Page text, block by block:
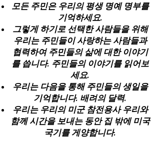
모든 주민은 우리의 평생 명예 명부를
기억하세요.
그렇게 하기로 선택한 사람들을 위해
우리는 주민들이 사랑하는 사람들과
협력하여 주민들의 삶에 대한 이야기
를 씁니다. 주민들의 이야기를 읽어보
세요.
우리는 다음을 통해 주민들의 생일을
기억합니다. 배려의 달력.
우리는 우리의 미군 참전용사우리와
함께 시간을 보내는 동안 집 밖에 미국
국기를 게양합니다.